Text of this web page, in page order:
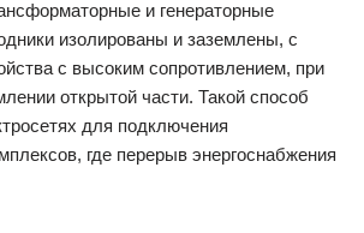
и генераторные
изолированы и заземлены, с
с высоким сопротивлением, при
открытой части. Такой способ
для подключения
где перерыв энергоснабжения